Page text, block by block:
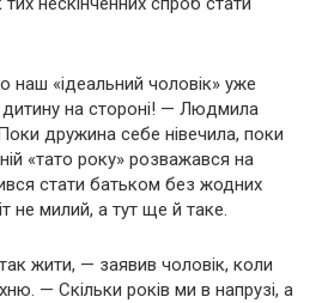
наш «ідеальний чоловік» уже
дитину на стороні! — Людмила
дружина себе нівечила, поки
«тато року» розважався на
стати батьком без жодних
не милий, а тут ще й таке.
жити, — заявив чоловік, коли
— Скільки років ми в напрузі, а